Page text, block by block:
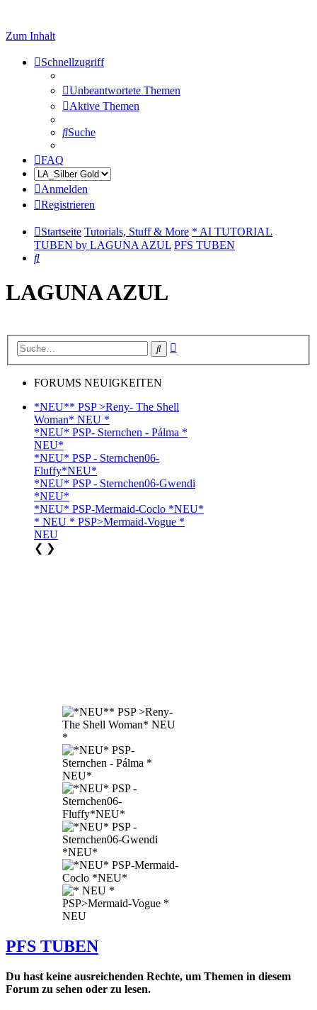
Zum Inhalt
Schnellzugriff
Unbeantwortete Themen
Aktive Themen
Suche
FAQ
Anmelden
Registrieren
Startseite Tutorials, Stuff & More * AI TUTORIAL
TUBEN by LAGUNA AZUL PFS TUBEN
Suche
LAGUNA AZUL
Suche
FORUMS NEUIGKEITEN
*NEU** PSP >Reny- The Shell
Woman* NEU *
*NEU* PSP- Sternchen - Pálma *
NEU*
*NEU* PSP - Sternchen06-
Fluffy*NEU*
*NEU* PSP - Sternchen06-Gwendi
*NEU*
*NEU* PSP-Mermaid-Coclo *NEU*
* NEU * PSP>Mermaid-Vogue *
NEU
❮ ❯
PFS TUBEN
Du hast keine ausreichenden Rechte, um Themen in diesem
Forum zu sehen oder zu lesen.